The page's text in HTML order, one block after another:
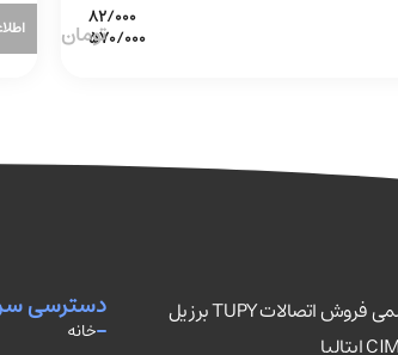
نمایندگی رسمی فروش اتصالات TUPY برزیل
دسترسی
خانه